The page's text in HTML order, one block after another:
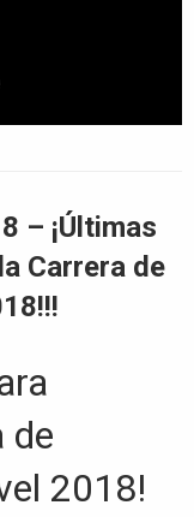
– ¡Últimas
Carrera de
de
2018!